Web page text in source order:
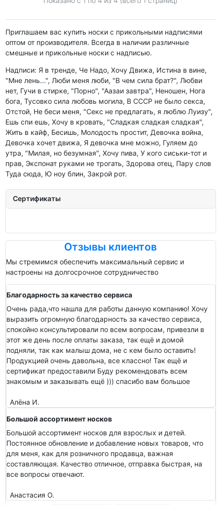
Приглашаем вас купить носки с прикольными надписями
оптом от производителя. Всегда в наличии различные
смешные и прикольные носки с надписью.
Надписи: Я в тренде, Че Надо, Хочу Движа, Истина в вине,
"Мне лень...", Люби меня люби, "В чем сила брат?", Любви
нет, Гучи в стирке, "Порно", "Аазаи завтра", Неношен, Нога
бога, Тусовко сила любовь могила, В СССР не было секса,
Отстой, Не беси меня, "Секс не предлагать, я люблю Луизу",
Ешь спи ешь, Хочу в кровать, "Сладкая сладкая сладкая",
Жить в кайф, Бесишь, Молодость простит, Девочка война,
Девочка хочет движа, Я девочка мне можно, Гуляем до
утра, "Милая, но безумная", Хочу пива, У кого сиськи-тот и
прав, Экспонат руками не трогать, Здорова отец, Пару слов
Туда сюда, Ю ноу блин, Закрой рот.
Сертификаты
Отзывы клиентов
Мы стремимся обеспечить максимальный сервис и
настроены на долгосрочное сотрудничество
Благодарность за качество сервиса
Очень рада,что нашла для работы данную компанию! Хочу
выразить огромную благодарность за качество сервиса,
спокойно консультировали по всем вопросам, привезли в
этот же день после оплаты заказа, так ещё и домой
подняли, так как малыш дома, не с кем было оставить!
Продукцией очень давольна, все классно! Так ещё и
сертификат предоставили Буду рекомендовать всем
знакомым и заказывать ещё ))) спасибо вам большое
Алёна И.
Большой ассортимент носков
Большой ассортимент носков для взрослых и детей.
Постоянное обновление и добавление новых товаров, что
для меня, как для розничного продавца, важная
составляющая. Качество отличное, отправка быстрая, на
все вопросы отвечают.
Анастасия О.